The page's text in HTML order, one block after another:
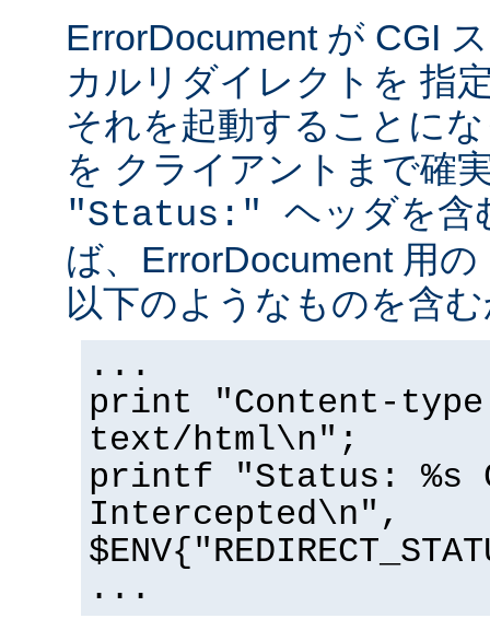
ErrorDocument が CGI
カルリダイレクトを 指
それを起動することに
を クライアントまで確
"Status:" ヘッダを含
ば、ErrorDocument 用
以下のようなものを含
...
print "Content-
text/html\n";
printf "Status: %s
Intercepted\n",
...